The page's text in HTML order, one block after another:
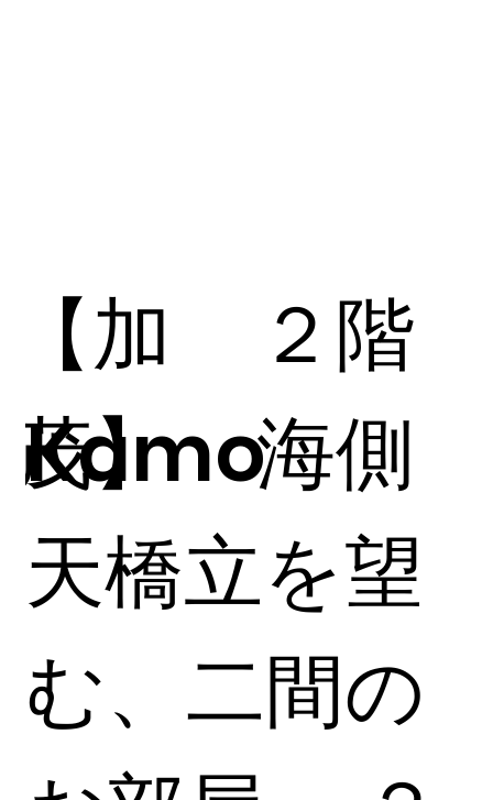
【加
茂】
天橋立を望
む、二間の
Kamo
２階
海側